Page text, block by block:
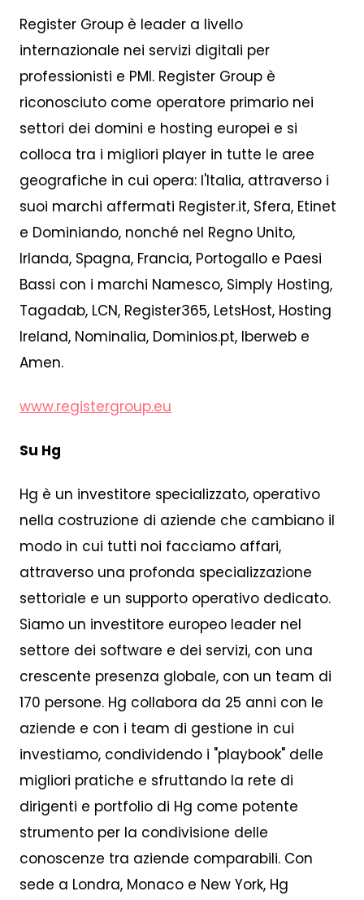
Register Group è leader a livello
internazionale nei servizi digitali per
professionisti e PMI. Register Group è
riconosciuto come operatore primario nei
settori dei domini e hosting europei e si
colloca tra i migliori player in tutte le aree
geografiche in cui opera: l'Italia, attraverso i
suoi marchi affermati Register.it, Sfera, Etinet
e Dominiando, nonché nel Regno Unito,
Irlanda, Spagna, Francia, Portogallo e Paesi
Bassi con i marchi Namesco, Simply Hosting,
Tagadab, LCN, Register365, LetsHost, Hosting
Ireland, Nominalia, Dominios.pt, Iberweb e
Amen.
www.registergroup.eu
Su Hg
Hg è un investitore specializzato, operativo
nella costruzione di aziende che cambiano il
modo in cui tutti noi facciamo affari,
attraverso una profonda specializzazione
settoriale e un supporto operativo dedicato.
Siamo un investitore europeo leader nel
settore dei software e dei servizi, con una
crescente presenza globale, con un team di
170 persone. Hg collabora da 25 anni con le
aziende e con i team di gestione in cui
investiamo, condividendo i "playbook" delle
migliori pratiche e sfruttando la rete di
dirigenti e portfolio di Hg come potente
strumento per la condivisione delle
conoscenze tra aziende comparabili. Con
sede a Londra, Monaco e New York, Hg